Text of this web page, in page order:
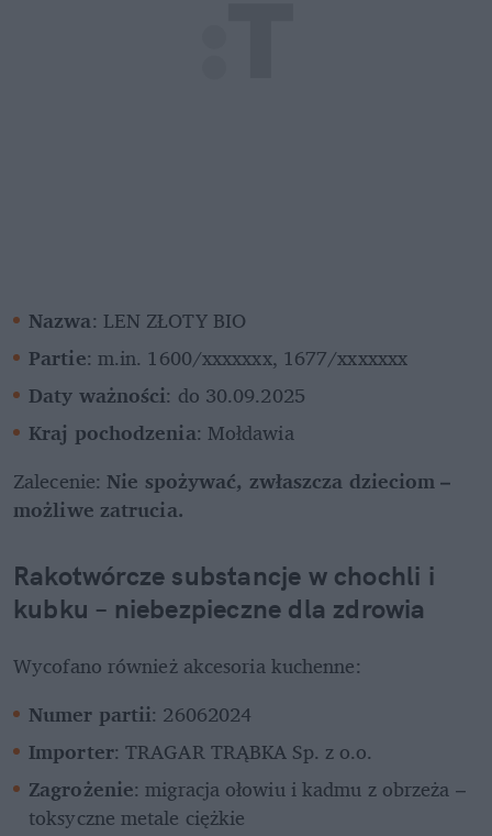
Nazwa: LEN ZŁOTY BIO
Partie: m.in. 1600/xxxxxxx, 1677/xxxxxxx
Daty ważności: do 30.09.2025
Kraj pochodzenia: Mołdawia
Zalecenie: Nie spożywać, zwłaszcza dzieciom –
możliwe zatrucia.
Rakotwórcze substancje w chochli i
kubku – niebezpieczne dla zdrowia
Wycofano również akcesoria kuchenne:
Numer partii: 26062024
Importer: TRAGAR TRĄBKA Sp. z o.o.
Zagrożenie: migracja ołowiu i kadmu z obrzeża –
toksyczne metale ciężkie